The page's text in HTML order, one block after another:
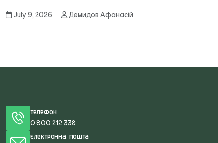
July 9, 2026 Демидов Афанасій
Телефон
0 800 212 338
Електронна пошта